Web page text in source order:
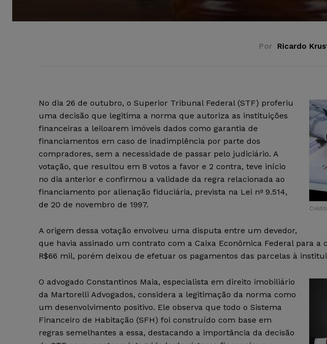
Por Ricardo
No dia 26 de outubro, o Superior Tribunal Federal (STF) proferiu
uma decisão que legitima a norma que autoriza as instituições
financeiras a leiloarem imóveis dados como garantia de
financiamentos em caso de inadimplência por parte dos
compradores, sem a necessidade de passar pelo judiciário. A
votação, que resultou em 8 votos a favor e 2 contra, teve início
no dia anterior e confirmou a validade da regra relacionada ao
financiamento por alienação fiduciária, prevista na Lei nº 9.514,
de 20 de novembro de 1997.
A origem dessa votação envolveu uma disputa entre um devedor,
que havia assinado um contrato com a Caixa Econômica Federal para
R$66 mil, porém deixou de efetuar os pagamentos das parcelas à
O advogado Constantinos Maia, especialista em direito imobiliário
da Martorelli Advogados, considera a legitimação da norma como
um desenvolvimento positivo. Ele observa que todo o Sistema
Financeiro de Habitação (SFH) foi construído com base em
regras semelhantes a essa, destacando a importância da decisão